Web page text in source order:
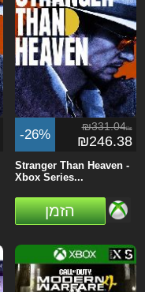
-26% ₪331.04ils
₪246.38
Stranger Than Heaven -
Xbox Series...
הזמן